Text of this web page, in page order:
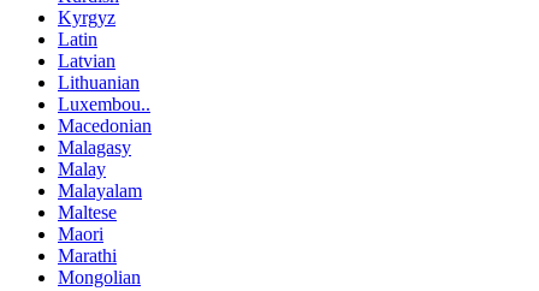
Kyrgyz
Latin
Latvian
Lithuanian
Luxembou..
Macedonian
Malagasy
Malay
Malayalam
Maltese
Maori
Marathi
Mongolian